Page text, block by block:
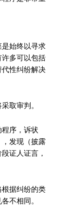
始终以寻求
多可以包括
性纠纷解决
取审判。
序，诉状
，发现（披露
证人证言，
据纠纷的类
不相同。